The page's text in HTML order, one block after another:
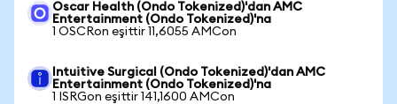
Oscar Health (Ondo Tokenized)'dan AMC
Entertainment (Ondo Tokenized)'na
1 OSCRon eşittir 11,6055 AMCon
Intuitive Surgical (Ondo Tokenized)'dan AMC
Entertainment (Ondo Tokenized)'na
1 ISRGon eşittir 141,1600 AMCon